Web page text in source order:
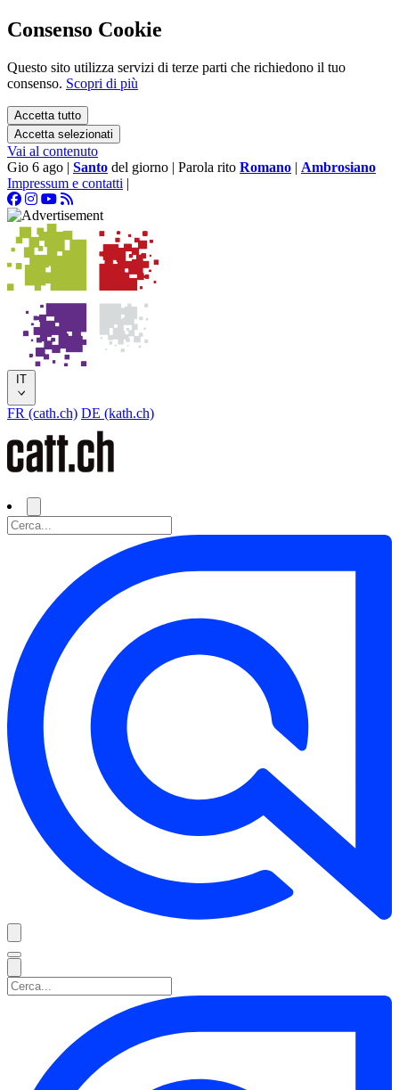
Consenso Cookie
Questo sito utilizza servizi di terze parti che richiedono il tuo
consenso. Scopri di più
Accetta tutto
Accetta selezionati
Vai al contenuto
Gio 6 ago | Santo del giorno | Parola rito Romano | Ambrosiano
Impressum e contatti |
IT
FR (cath.ch) DE (kath.ch)